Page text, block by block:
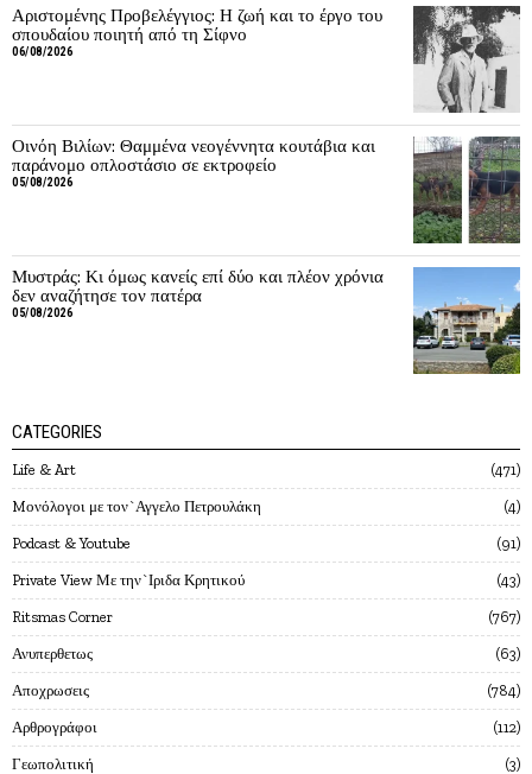
Αριστομένης Προβελέγγιος: Η ζωή και το έργο του
σπουδαίου ποιητή από τη Σίφνο
06/08/2026
Οινόη Βιλίων: Θαμμένα νεογέννητα κουτάβια και
παράνομο οπλοστάσιο σε εκτροφείο
05/08/2026
Μυστράς: Κι όμως κανείς επί δύο και πλέον χρόνια
δεν αναζήτησε τον πατέρα
05/08/2026
CATEGORIES
Life & Art 471
Mονόλογοι με τον`Αγγελο Πετρουλάκη 4
Podcast & Youtube 91
Private View Με την`Ιριδα Κρητικού 43
Ritsmas Corner 767
Ανυπερθετως 63
Αποχρωσεις 784
Αρθρογράφοι 112
Γεωπολιτική 3